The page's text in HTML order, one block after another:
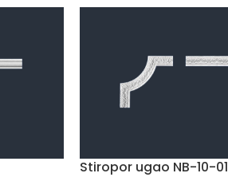
Stiropor ugao NB-10-01